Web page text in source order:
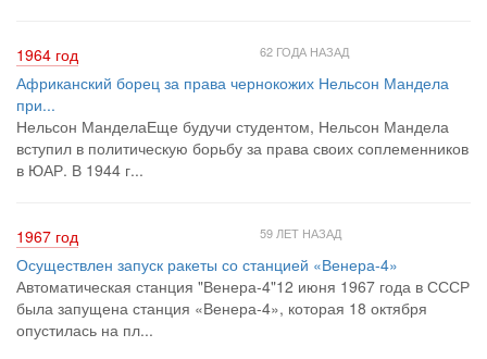
1964 год 62 ГОДА НАЗАД
Африканский борец за права чернокожих Нельсон Мандела
при...
Нельсон МанделаЕще будучи студентом, Нельсон Мандела
вступил в политическую борьбу за права своих соплеменников
в ЮАР. В 1944 г...
1967 год 59 ЛЕТ НАЗАД
Осуществлен запуск ракеты со станцией «Венера-4»
Автоматическая станция "Венера-4"12 июня 1967 года в СССР
была запущена станция «Венера-4», которая 18 октября
опустилась на пл...